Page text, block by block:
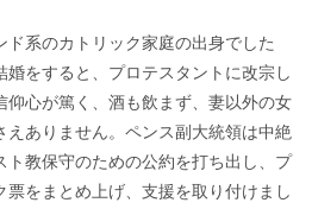
系のカトリック家庭の出身でした
をすると、プロテスタントに改宗し
仰心が篤く、酒も飲まず、妻以外の女
ありません。ペンス副大統領は中絶
ト教保守のための公約を打ち出し、プ
票をまとめ上げ、支援を取り付けまし